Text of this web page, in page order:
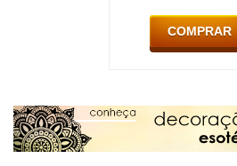
COMPRAR